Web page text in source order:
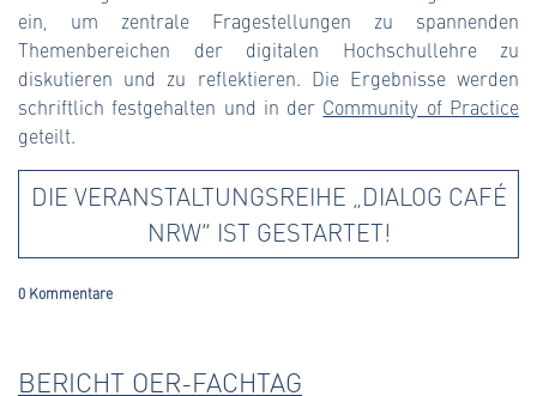
ein, um zentrale Fragestellungen zu spannenden
Themenbereichen der digitalen Hochschullehre zu
diskutieren und zu reflektieren. Die Ergebnisse werden
schriftlich festgehalten und in der Community of Practice
geteilt.
DIE VERANSTALTUNGSREIHE „DIALOG CAFÉ
NRW“ IST GESTARTET!
0 Kommentare
BERICHT OER-FACHTAG